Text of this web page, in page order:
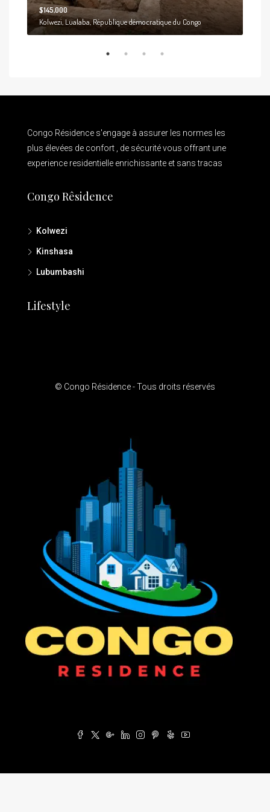
$145,000
Kolwezi, Lualaba, République démocratique du Congo
Congo Résidence s'engage à assurer les normes les
plus élevées de confort , de sécurité vous offrant une
experience residentielle enrichissante et sans tracas
Congo Rêsidence
Kolwezi
Kinshasa
Lubumbashi
Lifestyle
© Congo Résidence - Tous droits réservés